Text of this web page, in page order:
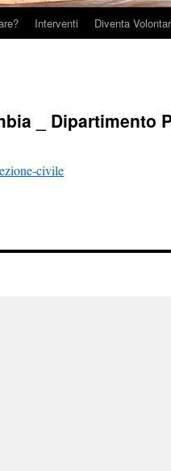
Interventi Diventa
_ Dipartimento
civile